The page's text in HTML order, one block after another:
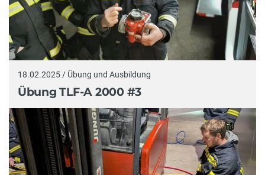
18.02.2025 / Übung und Ausbildung
Übung TLF-A 2000 #3